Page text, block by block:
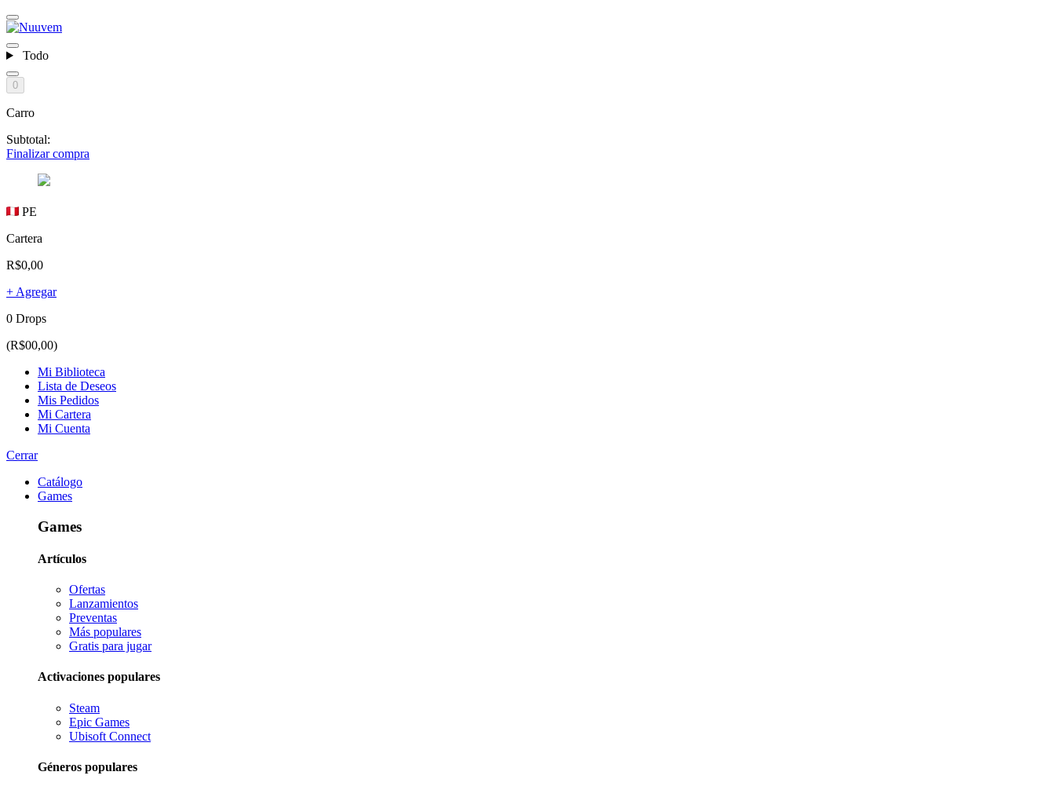
Todo
0
Carro
Subtotal:
Finalizar compra
PE
Cartera
R$0,00
+ Agregar
0 Drops
(R$00,00)
Mi Biblioteca
Lista de Deseos
Mis Pedidos
Mi Cartera
Mi Cuenta
Cerrar
Catálogo
Games
Games
Artículos
Ofertas
Lanzamientos
Preventas
Más populares
Gratis para jugar
Activaciones populares
Steam
Epic Games
Ubisoft Connect
Géneros populares